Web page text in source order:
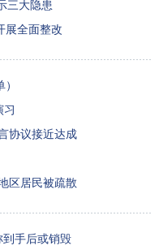
三大隐患
展全面整改
习
协议接近达成
区居民被疏散
手后或销毁